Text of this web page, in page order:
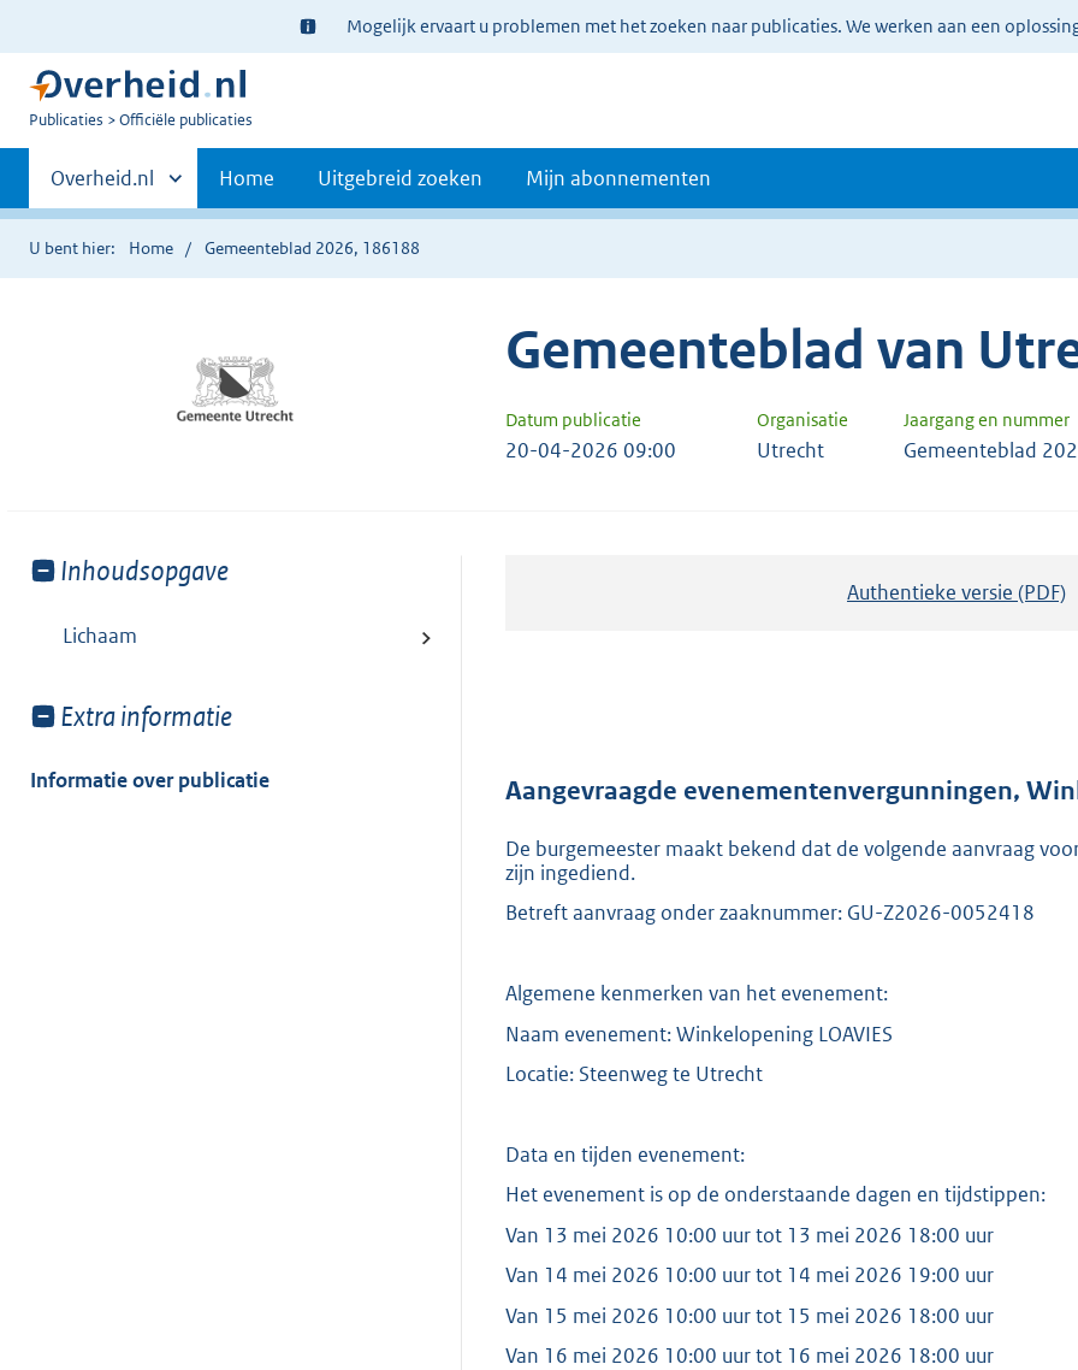
Ter
informatie:
Mogelijk ervaart u problemen met het zoeken naar publicaties. We werken aan een
U
Publicaties Officiële publicaties
Primaire
navigatie
Andere
sites
binnen
Overheid.nl Home Uitgebreid zoeken Mijn abonnementen
U bent hier: Home Gemeenteblad 2026, 186188
Gemeenteblad van
Datum publicatie Organisatie Jaargang en nummer
20-04-2026 09:00 Utrecht Gemeenteblad
Toon
van:
Inhoudsopgave
Lichaam
Toon
van:
Extra informatie
Informatie over publicatie
Authentieke versie (PDF)
d
g
Aangevraagde evenementenvergunningen,
De burgemeester maakt bekend dat de volgende aanvraag
zijn ingediend.
Betreft aanvraag onder zaaknummer: GU-Z2026-0052418
Algemene kenmerken van het evenement:
Naam evenement: Winkelopening LOAVIES
Locatie: Steenweg te Utrecht
Data en tijden evenement:
Het evenement is op de onderstaande dagen en tijdstippen:
Van 13 mei 2026 10:00 uur tot 13 mei 2026 18:00 uur
Van 14 mei 2026 10:00 uur tot 14 mei 2026 19:00 uur
Van 15 mei 2026 10:00 uur tot 15 mei 2026 18:00 uur
Van 16 mei 2026 10:00 uur tot 16 mei 2026 18:00 uur